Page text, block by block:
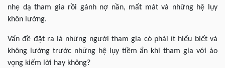
nhẹ dạ tham gia rồi gánh nợ nần, mất mát và những hệ lụy
khôn lường.
Vấn đề đặt ra là những người tham gia có phải ít hiểu biết và
không lường trước những hệ lụy tiềm ẩn khi tham gia với ảo
vọng kiếm lời hay không?